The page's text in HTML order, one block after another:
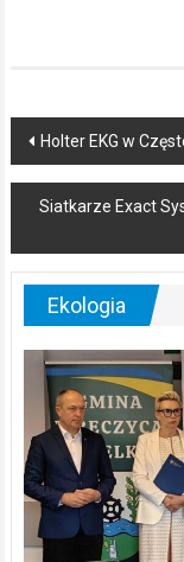
Post
navigation
Holter EKG w
Siatkarze Exact
Ekologia